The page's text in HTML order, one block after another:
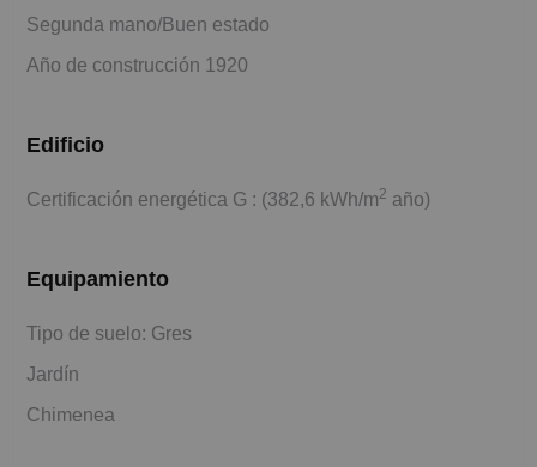
Segunda mano/Buen estado
Año de construcción 1920
Edificio
Certificación energética G : (382,6 kWh/m2 año)
Equipamiento
Tipo de suelo: Gres
Jardín
Chimenea